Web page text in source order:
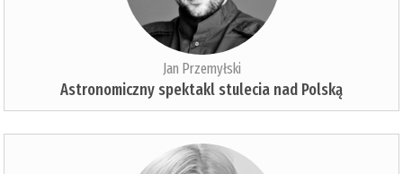
Jan Przemyłski
Astronomiczny spektakl stulecia nad Polską